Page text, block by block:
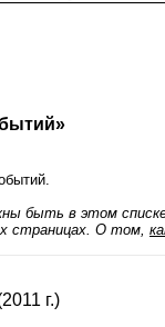
быть в этом
страницах. О том,
г.)